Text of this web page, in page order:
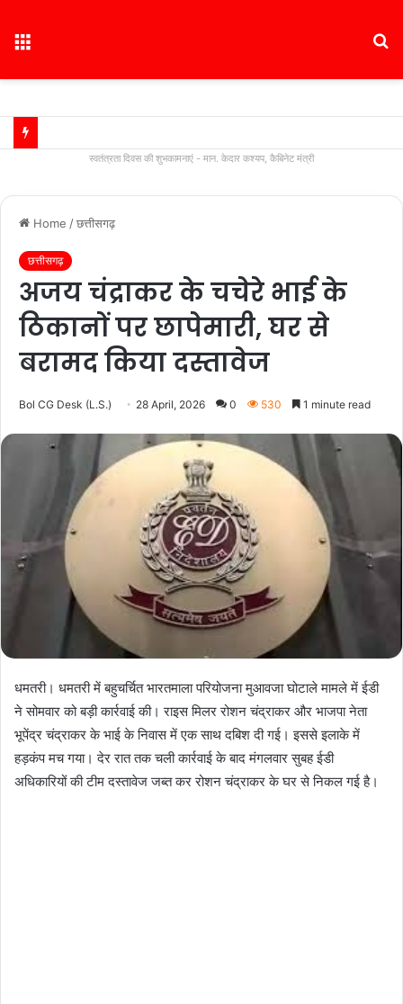
स्वतंत्रता दिवस की शुभकामनाएं - मान. केदार कश्यप, कैबिनेट मंत्री
Home /छत्तीसगढ़
छत्तीसगढ़
अजय चंद्राकर के चचेरे भाई के
ठिकानों पर छापेमारी, घर से
बरामद किया दस्तावेज
Bol CG Desk (L.S.) 28 April, 2026 0 530 1 minute read
धमतरी। धमतरी में बहुचर्चित भारतमाला परियोजना मुआवजा घोटाले मामले में ईडी
ने सोमवार को बड़ी कार्रवाई की। राइस मिलर रोशन चंद्राकर और भाजपा नेता
भूपेंद्र चंद्राकर के भाई के निवास में एक साथ दबिश दी गई। इससे इलाके में
हड़कंप मच गया। देर रात तक चली कार्रवाई के बाद मंगलवार सुबह ईडी
अधिकारियों की टीम दस्तावेज जब्त कर रोशन चंद्राकर के घर से निकल गई है।